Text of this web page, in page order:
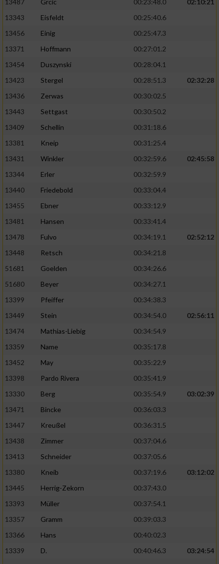
13487 Grcic 00:23:48.0
02:10:21
13343
Eisfeldt
00:25:40.6
13456
Einig
00:25:47.3
13371
Hoffmann
00:27:01.2
13454
Duszynski
00:28:04.1
13423
Stergel 00:28:51.3
02:32:28
13436
Zerwas
00:30:02.5
13443
Settgast
00:30:50.2
13409
Schellin
00:31:18.6
13381
Kneip
00:31:25.4
13431
Winkler 00:32:59.6
02:45:58
13344
Erler
00:32:59.9
13440
Friedebold
00:33:04.4
13455
Ebner
00:33:12.9
13481
Hansen
00:33:41.4
13478
Fulvo 00:34:19.1
02:52:12
13448
Retsch
00:34:21.8
51681
Goelden
00:34:26.6
51680
Beyer
00:34:27.1
13399
Pfeiffer
00:34:38.3
13449
Stein 00:34:54.0
02:56:11
13474
Mathias-Liebig
00:34:54.9
13359
Name
00:35:17.8
13452
May
00:35:22.9
13398
Pardo Rivera
00:35:41.9
13330
Berg 00:35:54.9
03:02:39
13471
Bincke
00:36:03.3
13447
Kreußel
00:36:31.5
13438
Zimmer
00:37:04.6
13413
Schneider
00:37:05.6
13380
Kneib 00:37:19.6
03:12:02
13445
Herrig-Zekorn
00:37:43.0
13393
Müller
00:37:54.1
13357
Gramm
00:39:03.3
13366
Hans
00:40:02.3
13339
D. 00:40:46.3
03:24:54